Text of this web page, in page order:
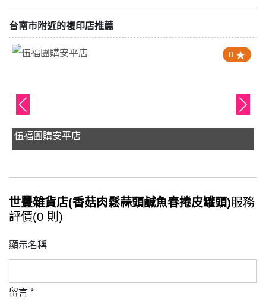
台南市附近的複印店推薦
0
伍福團購安平店
世豐雜貨店(香菇肉鬆蒜頭鹹魚春捲皮罐頭)服務
評價(0 則)
顯示名稱
留言 *